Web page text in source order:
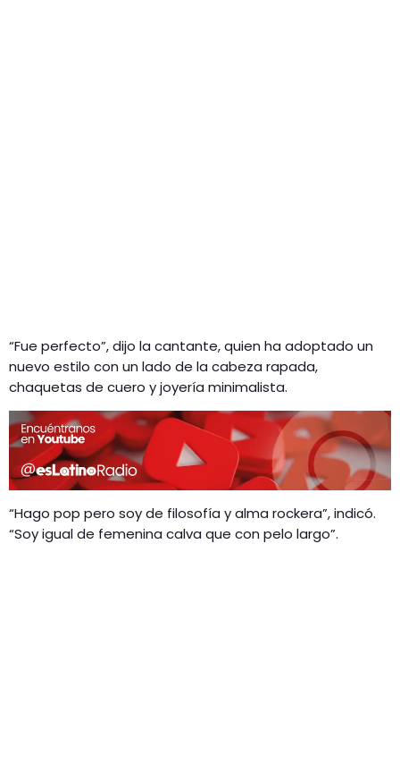
“Fue perfecto”, dijo la cantante, quien ha adoptado un
nuevo estilo con un lado de la cabeza rapada,
chaquetas de cuero y joyería minimalista.
“Hago pop pero soy de filosofía y alma rockera”, indicó.
“Soy igual de femenina calva que con pelo largo”.